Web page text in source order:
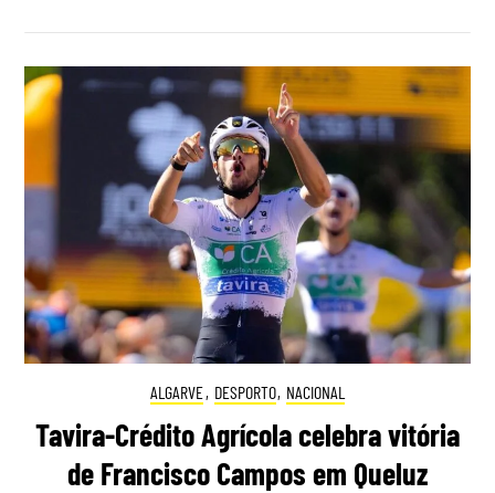
ALGARVE, DESPORTO, NACIONAL
Tavira-Crédito Agrícola celebra vitória
de Francisco Campos em Queluz